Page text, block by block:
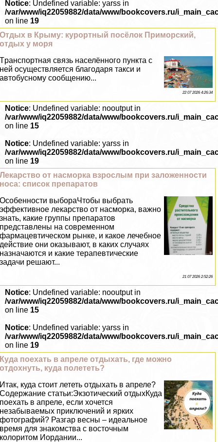
Notice: Undefined variable: yarss in
/var/www/iq22059882/data/www/bookcovers.ru/
on line 19
Отдых в Крыму: курортный посёлок Приморский,
отдых у моря
Tрaнcпортная связь населённого пункта с
ней осуществляется благодаря такси и
автобусному сообщению...
22 07 2026 4:26:34
Notice: Undefined variable: nooutput in
/var/www/iq22059882/data/www/bookcovers.ru/
on line 15
Notice: Undefined variable: yarss in
/var/www/iq22059882/data/www/bookcovers.ru/
on line 19
Лекарство от насморка взрослым при заложенности
носа: список препаратов
Особенности выбораЧтобы выбрать
эффективное лекарство от насморка, важно
знать, какие группы препаратов
представлены на современном
фармацевтическом рынке, и какое лечебное
действие они оказывают, в каких случаях
назначаются и какие терапевтические
задачи решают...
21 07 2026 2:52:26
Notice: Undefined variable: nooutput in
/var/www/iq22059882/data/www/bookcovers.ru/
on line 15
Notice: Undefined variable: yarss in
/var/www/iq22059882/data/www/bookcovers.ru/
on line 19
Куда поехать в апреле отдыхать, где можно
отдохнуть, куда полететь?
Итак, куда стоит лететь отдыхать в апреле?
Содержание статьи:Экзотический отдыхКуда
поехать в апреле, если хочется
незабываемых приключений и ярких
фотографий? Разгар весны – идеальное
время для знакомства с восточным
колоритом Иордании...